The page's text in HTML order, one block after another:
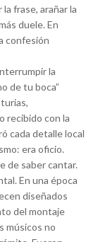
frase, arañar la
duele. En
confesión
la
de tu boca”
recibido con la
cada detalle local
era oficio.
de saber cantar.
En una época
diseñados
del montaje
músicos no